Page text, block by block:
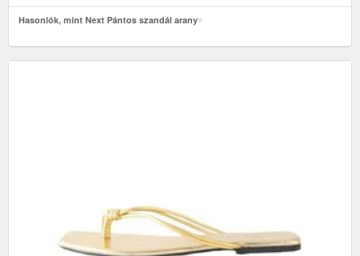
Hasonlók, mint Next Pántos szandál arany